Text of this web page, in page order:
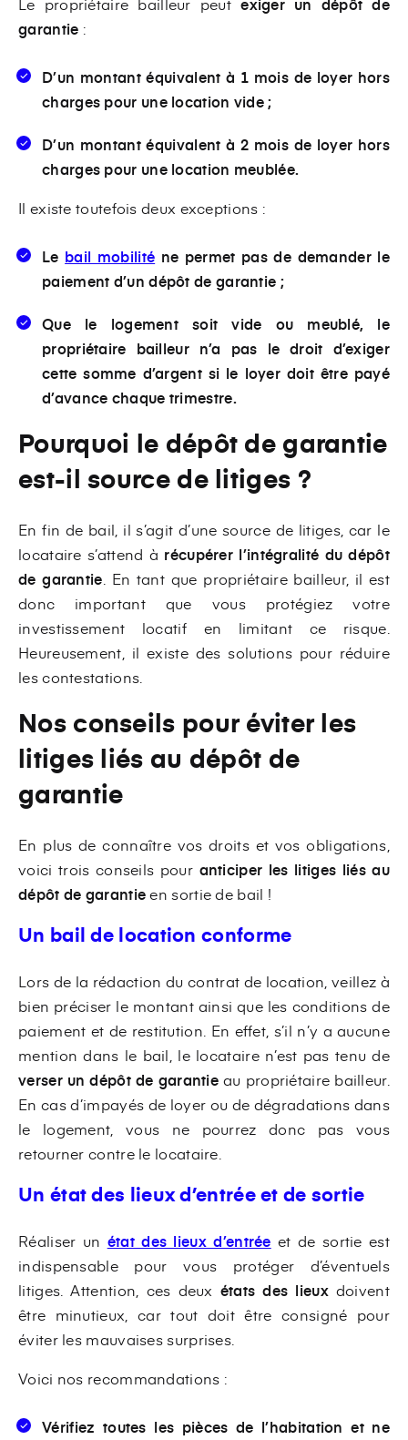
garantie :
D’un montant équivalent à 1 mois de loyer hors
charges pour une location vide ;
D’un montant équivalent à 2 mois de loyer hors
charges pour une location meublée.
Il existe toutefois deux exceptions :
Le bail mobilité ne permet pas de demander le
paiement d’un dépôt de garantie ;
Que le logement soit vide ou meublé, le
propriétaire bailleur n’a pas le droit d’exiger
cette somme d’argent si le loyer doit être payé
d’avance chaque trimestre.
Pourquoi le dépôt de garantie
est-il source de litiges ?
En fin de bail, il s’agit d’une source de litiges, car le
locataire s’attend à récupérer l’intégralité du dépôt
de garantie . En tant que propriétaire bailleur, il est
donc important que vous protégiez votre
investissement locatif en limitant ce risque.
Heureusement, il existe des solutions pour réduire
les contestations.
Nos conseils pour éviter les
litiges liés au dépôt de
garantie
En plus de connaître vos droits et vos obligations,
voici trois conseils pour anticiper les litiges liés au
dépôt de garantieen sortie de bail !
Un bail de location conforme
Lors de la rédaction du contrat de location, veillez à
bien préciser le montant ainsi que les conditions de
paiement et de restitution. En effet, s’il n’y a aucune
mention dans le bail, le locataire n’est pas tenu de
verser un dépôt de garantie au propriétaire bailleur.
En cas d’impayés de loyer ou de dégradations dans
le logement, vous ne pourrez donc pas vous
retourner contre le locataire.
Un état des lieux d’entrée et de sortie
Réaliser un état des lieux d’entrée et de sortie est
indispensable pour vous protéger d’éventuels
litiges. Attention, ces deux états des lieuxdoivent
être minutieux, car tout doit être consigné pour
éviter les mauvaises surprises.
Voici nos recommandations :
Vérifiez toutes les pièces de l’habitation et ne